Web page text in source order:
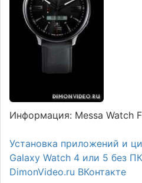
Информация: Messa Watch
Установка приложений и
Galaxy Watch 4 или 5 без ПК
DimonVideo.ru ВКонтакте